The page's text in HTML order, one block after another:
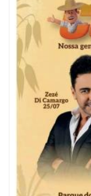
06/08/2026 | 10:04
Ação oferece testes
sexta-feira (7)